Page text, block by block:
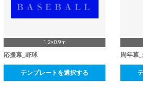
1.2×0.9m
応援幕_野球
テンプレートを選択する
周年幕